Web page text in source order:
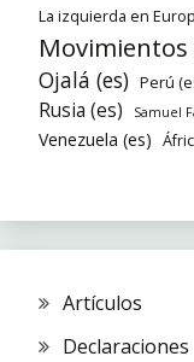
La izquierda en
Movimientos
Ojalá (es) Perú
Rusia (es) Samuel
Venezuela (es)
Artículos
Declaraciones